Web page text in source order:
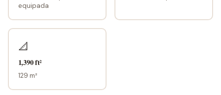
equipada
📐
1,390 ft²
129 m²